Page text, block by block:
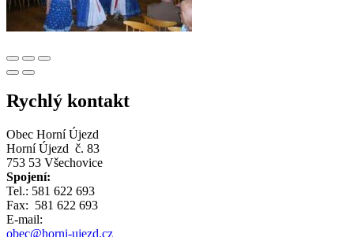
Rychlý kontakt
Obec Horní Újezd
Horní Újezd č. 83
753 53 Všechovice
Spojení:
Tel.: 581 622 693
Fax: 581 622 693
E-mail:
obec@horni-ujezd.cz